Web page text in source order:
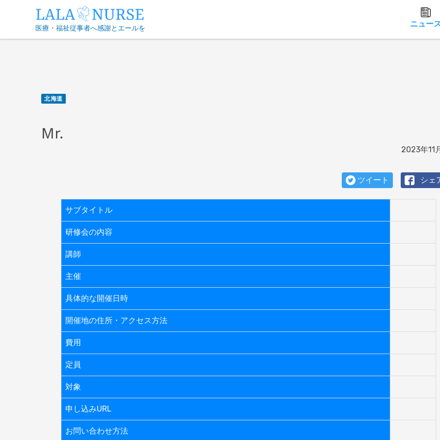
医療・福祉従事者へ感謝とエールを ニュー
北海道
Mr.
2023年11
ツイート シェ
サブタイトル
研修会の内容
講師
主催
具体的な開催日時
開催地の住所・アクセス方法
費用
定員
対象
申し込みURL
お問い合わせ方法